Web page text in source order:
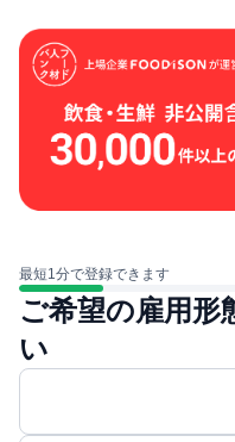
最短1分で登録できます
ご希望の雇用形
い